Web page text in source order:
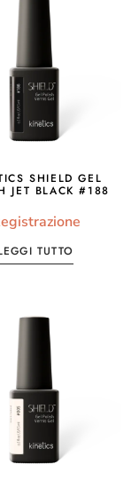
SHIELD GEL
JET BLACK #188
TUTTO